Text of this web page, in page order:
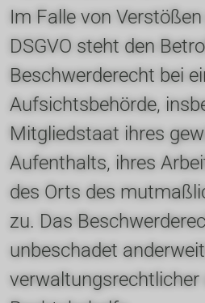
Im Falle von
DSGVO steht den
Beschwerderecht bei
Aufsichtsbehörde,
Mitgliedstaat ihres
Aufenthalts, ihres
des Orts des
zu. Das
unbeschadet